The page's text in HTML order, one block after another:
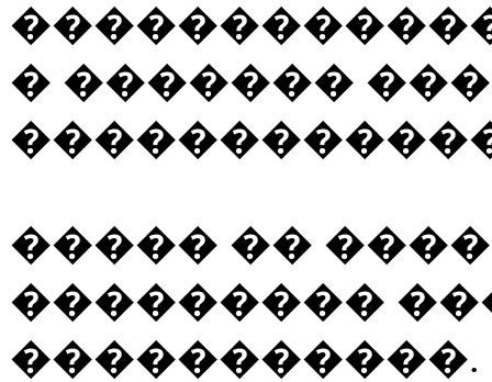
� �������
����� ��
���������
�����������.